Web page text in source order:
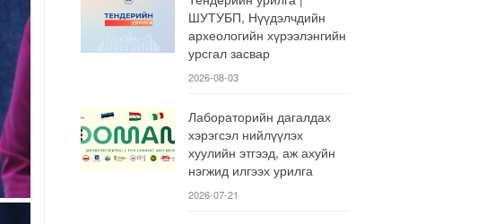
ШУТУБП, Нүүдэлчдийн
археологийн хүрээлэнгийн
урсгал засвар
2026-08-03
Лабораторийн дагалдах
хэрэгсэл нийлүүлэх
хуулийн этгээд, аж ахуйн
нэгжид илгээх урилга
2026-07-21